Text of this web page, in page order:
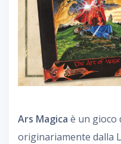
Ars Magica è un gioco
originariamente dalla